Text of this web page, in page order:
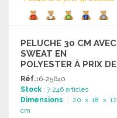
Demander un devis
PELUCHE 30 CM AVEC
SWEAT EN
POLYESTER À PRIX DE
GROS
Réf.16-25640
Stock : 7 246 articles
Dimensions : 20 x 18 x 12
cm